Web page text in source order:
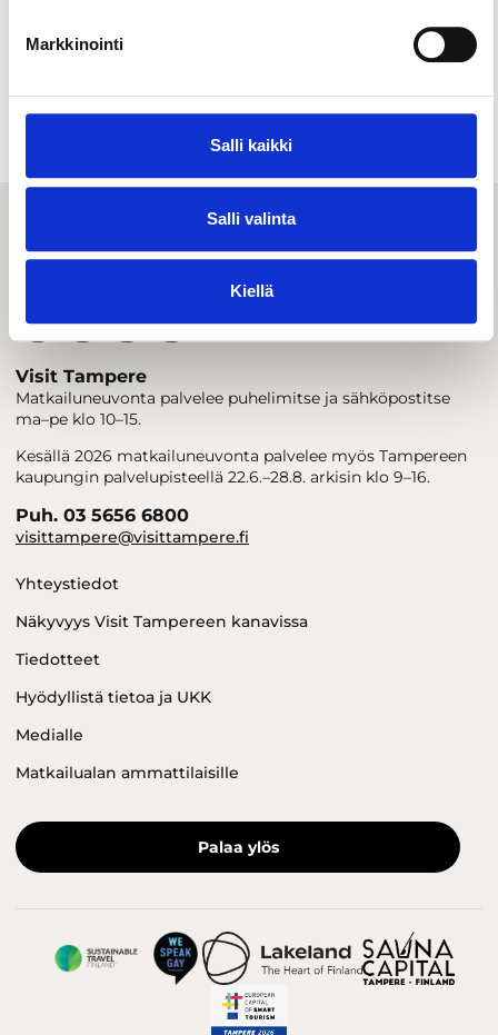
Markkinointi
Salli kaikki
Salli valinta
Kiellä
Sisäaktiviteetit Urheilu & liikkuminen
Visit Tampere
Matkailuneuvonta palvelee puhelimitse ja sähköpostitse
ma–pe klo 10–15.
Kesällä 2026 matkailuneuvonta palvelee myös Tampereen
kaupungin palvelupisteellä 22.6.–28.8. arkisin klo 9–16.
Puh. 03 5656 6800
visittampere@visittampere.fi
Yhteystiedot
Näkyvyys Visit Tampereen kanavissa
Tiedotteet
Hyödyllistä tietoa ja UKK
Medialle
Matkailualan ammattilaisille
Palaa ylös